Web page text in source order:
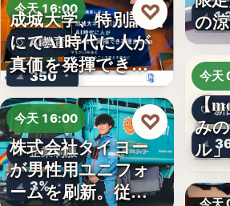
今天 16:00
AI教育
350
成城大学、特別講義
にてAI時代に人が
真価を発揮できる
理由…
♡
今天 16:00
企業制服
3%
株式会社タイヨー
が男性用ユニフォ
ームを刷新。従来
♡
の
う
今天
新
【
み
ル